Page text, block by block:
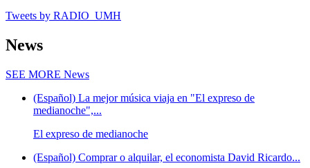
Tweets by RADIO_UMH
News
SEE MORE News
(Español) La mejor música viaja en "El expreso de
medianoche",...
El expreso de medianoche
(Español) Comprar o alquilar, el economista David Ricardo...